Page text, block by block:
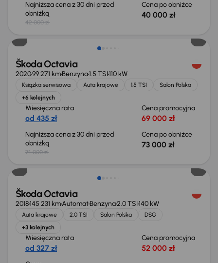
Najniższa cena z 30 dni przed
obniżką
42 000 zł
Cena po obniżce
40 000 zł
Taniej o 1 000 zł
Škoda Octavia
202099 271 kmBenzyna1.5 TSI110 kW
Książka serwisowa Auta krajowe 1.5 TSI
Salon Polska
+6 kolejnych
Miesięczna rata
od 435 zł
Cena promocyjna
69 000 zł
Najniższa cena z 30 dni przed
obniżką
74 000 zł
Cena po obniżce
73 000 zł
Škoda Octavia
2018145 231 kmAutomatBenzyna2.0 TSI140 kW
Auta krajowe 2.0 TSI Salon Polska
DSG
+3 kolejnych
Miesięczna rata
od 327 zł
Cena promocyjna
52 000 zł